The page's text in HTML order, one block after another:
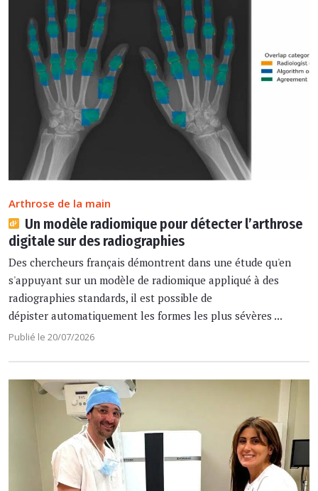
Arthrose de la main
Un modèle radiomique pour détecter l’arthrose
digitale sur des radiographies
Des chercheurs français démontrent dans une étude qu'en
s'appuyant sur un modèle de radiomique appliqué à des
radiographies standards, il est possible de
dépister automatiquement les formes les plus sévères ...
Publié le 20/07/2026